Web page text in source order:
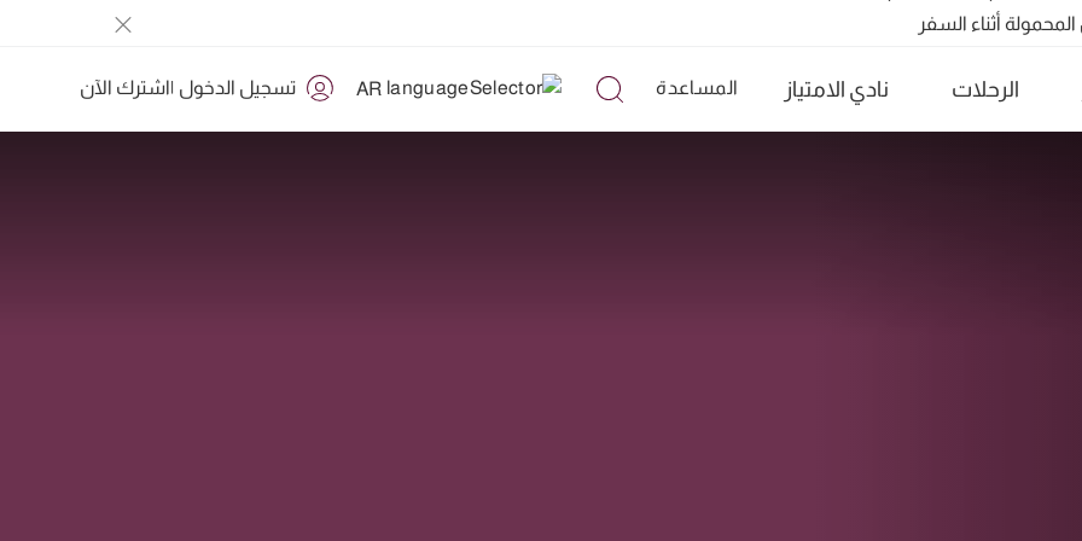
ما يزيد عن 160 وجهة
الرحلات نادي الامتياز المساعدة AR تسجيل الدخول |اشترك الآن